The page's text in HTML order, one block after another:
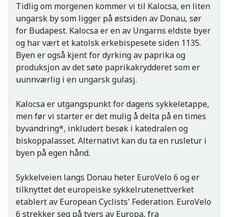
Tidlig om morgenen kommer vi til Kalocsa, en liten
ungarsk by som ligger på østsiden av Donau, sør
for Budapest. Kalocsa er en av Ungarns eldste byer
og har vært et katolsk erkebispesete siden 1135.
Byen er også kjent for dyrking av paprika og
produksjon av det søte paprikakrydderet som er
uunnværlig i en ungarsk gulasj.
Kalocsa er utgangspunkt for dagens sykkeletappe,
men før vi starter er det mulig å delta på en times
byvandring*, inkludert besøk i katedralen og
biskoppalasset. Alternativt kan du ta en rusletur i
byen på egen hånd.
Sykkelveien langs Donau heter EuroVelo 6 og er
tilknyttet det europeiske sykkelrutenettverket
etablert av European Cyclists' Federation. EuroVelo
6 strekker seg på tvers av Europa, fra